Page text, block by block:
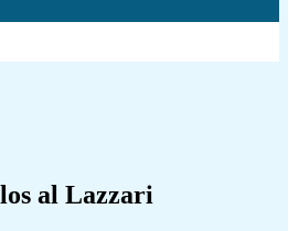
al Lazzari